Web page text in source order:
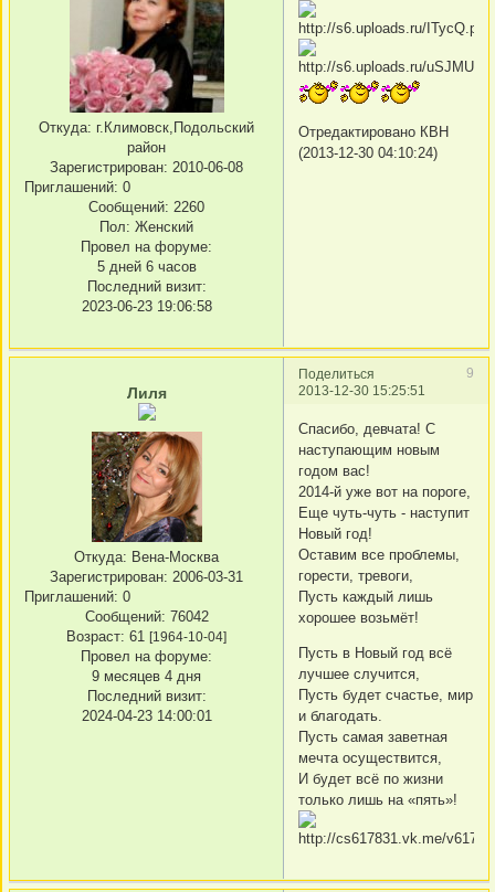
Откуда: г.Климовск,Подольский
район
Зарегистрирован: 2010-06-08
Приглашений: 0
Сообщений: 2260
Пол: Женский
Провел на форуме:
5 дней 6 часов
Последний визит:
2023-06-23 19:06:58
Отредактировано КВН
(2013-12-30 04:10:24)
Поделиться
9
2013-12-30 15:25:51
Лиля
Откуда: Вена-Москва
Зарегистрирован: 2006-03-31
Приглашений: 0
Сообщений: 76042
Возраст: 61 [1964-10-04]
Провел на форуме:
9 месяцев 4 дня
Последний визит:
2024-04-23 14:00:01
Спасибо, девчата! С
наступающим новым
годом вас!
2014-й уже вот на пороге,
Еще чуть-чуть - наступит
Новый год!
Оставим все проблемы,
горести, тревоги,
Пусть каждый лишь
хорошее возьмёт!
Пусть в Новый год всё
лучшее случится,
Пусть будет счастье, мир
и благодать.
Пусть самая заветная
мечта осуществится,
И будет всё по жизни
только лишь на «пять»!